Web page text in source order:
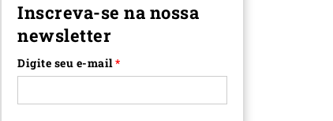
Inscreva-se na nossa
newsletter
Digite seu e-mail*